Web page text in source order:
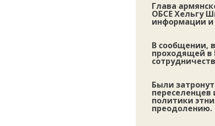
Глава
ОБСЕ Хельгу
информации и
В сообщении,
проходящей в
Были
переселенцев
политики
преодолению.